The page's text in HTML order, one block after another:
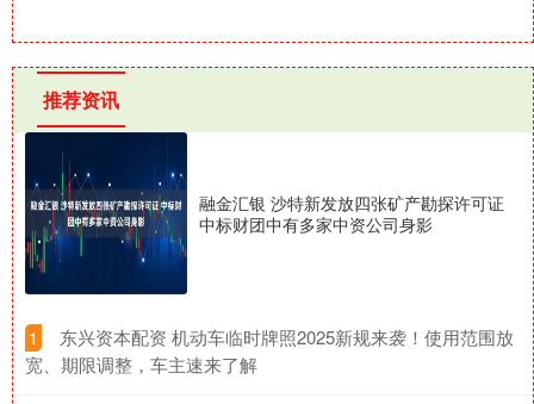
推荐资讯
融金汇银 沙特新发放四张矿产勘探许可证
中标财团中有多家中资公司身影
1
​东兴资本配资 机动车临时牌照2025新规来袭！使用范围放
宽、期限调整，车主速来了解